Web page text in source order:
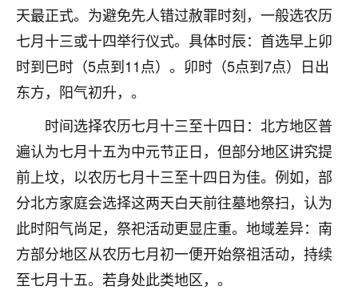
天最正式。为避免先人错过赦罪时刻，一般选农历
七月十三或十四举行仪式。具体时辰：首选早上卯
时到巳时（5点到11点）。卯时（5点到7点）日出
东方，阳气初升，。
时间选择农历七月十三至十四日：北方地区普
遍认为七月十五为中元节正日，但部分地区讲究提
前上坟，以农历七月十三至十四日为佳。例如，部
分北方家庭会选择这两天白天前往墓地祭扫，认为
此时阳气尚足，祭祀活动更显庄重。地域差异：南
方部分地区从农历七月初一便开始祭祖活动，持续
至七月十五。若身处此类地区，。
鹿森 ：是的，其实跟老师聊过之后，最大的感
触，首先就是心态会变好，万般皆是命，半点
不由人！
1天前 来自四川
金白水清
我也想找老师看看，有没有人给个联系方式的啊？
鹿森：慧来老师微信：gjsy0624
1天前 来自江西 12
青春168